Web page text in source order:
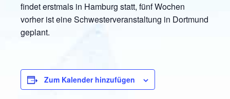
findet erstmals in Hamburg statt, fünf Wochen
vorher ist eine Schwesterveranstaltung in Dortmund
geplant.
Zum Kalender hinzufügen